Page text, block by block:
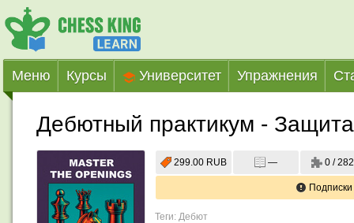
Меню Курсы Университет Упражнения
Дебютный практикум -
299.00 RUB — 0 / 282
Теги: Дебют